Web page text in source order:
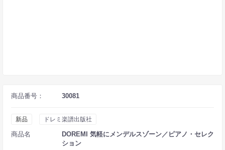
商品番号： 30081
新品 ドレミ楽譜出版社
商品名
DOREMI 気軽にメンデルスゾーン／ピアノ・セレク
ション